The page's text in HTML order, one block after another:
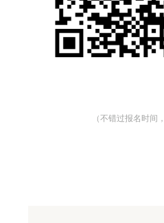
（不错过报名时间